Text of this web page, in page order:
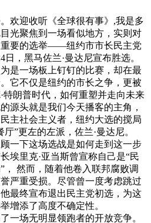
欢迎收听《全球很有事》,我是多
光聚焦到一场看似地方，实则对
重要的选举——纽约市市长民主党
，黑马佐兰·曼达尼宣布胜选。
是一场板上钉钉的比赛，却在最
它不仅是纽约的市长之争，更被
特朗普时代，如何重塑并走向未来
源头就是我们今天播客的主角，
主社会主义者，纽约大选的搅局
”更左的左派，佐兰·曼达尼。
一下这场选战是如何走到这一步
埃里克·亚当斯曾宣称自己是“民
， 然而，随着他卷入联邦腐败调
严重受损。尽管曾一度考虑跳过
最终宣布退出民主党初选，为这
增添了高度不确定性。
一场无明显领跑者的开放竞争。